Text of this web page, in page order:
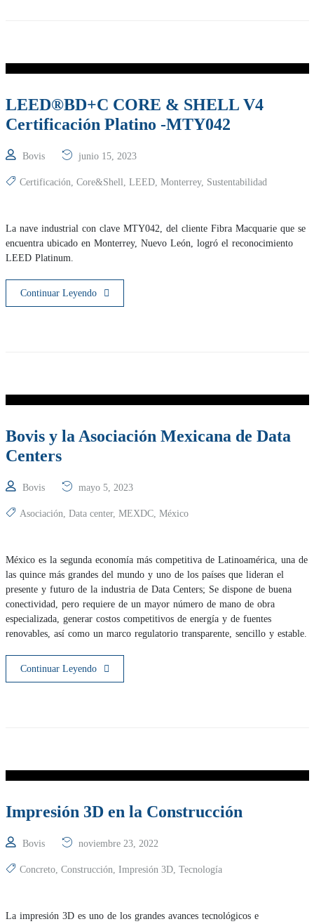
LEED®BD+C CORE & SHELL V4
Certificación Platino -MTY042
Bovis junio 15, 2023
Certificación, Core&Shell, LEED, Monterrey, Sustentabilidad
La nave industrial con clave MTY042, del cliente Fibra Macquarie que se
encuentra ubicado en Monterrey, Nuevo León, logró el reconocimiento
LEED Platinum.
Continuar Leyendo
Bovis y la Asociación Mexicana de Data
Centers
Bovis mayo 5, 2023
Asociación, Data center, MEXDC, México
México es la segunda economía más competitiva de Latinoamérica, una de
las quince más grandes del mundo y uno de los países que lideran el
presente y futuro de la industria de Data Centers; Se dispone de buena
conectividad, pero requiere de un mayor número de mano de obra
especializada, generar costos competitivos de energía y de fuentes
renovables, así como un marco regulatorio transparente, sencillo y estable.
Continuar Leyendo
Impresión 3D en la Construcción
Bovis noviembre 23, 2022
Concreto, Construcción, Impresión 3D, Tecnología
La impresión 3D es uno de los grandes avances tecnológicos e